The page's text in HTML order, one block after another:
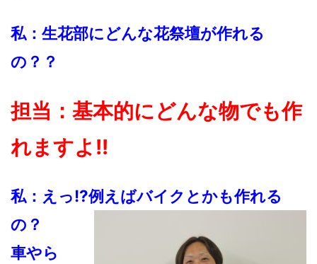
私：生花部にどんな花祭壇が作れる
の？？
担当：基本的にどんな物でも作
れますよ!!
私：えっ!?例えばバイクとかも作れる
の？
車やら